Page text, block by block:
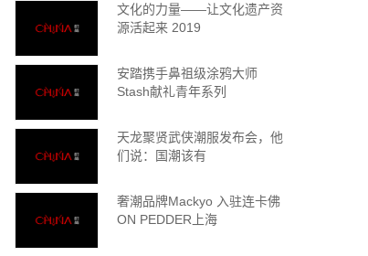
文化的力量——让文化遗产资
源活起来 2019
安踏携手鼻祖级涂鸦大师
Stash献礼青年系列
天龙聚贤武侠潮服发布会，他
们说：国潮该有
奢潮品牌Mackyo 入驻连卡佛
ON PEDDER上海